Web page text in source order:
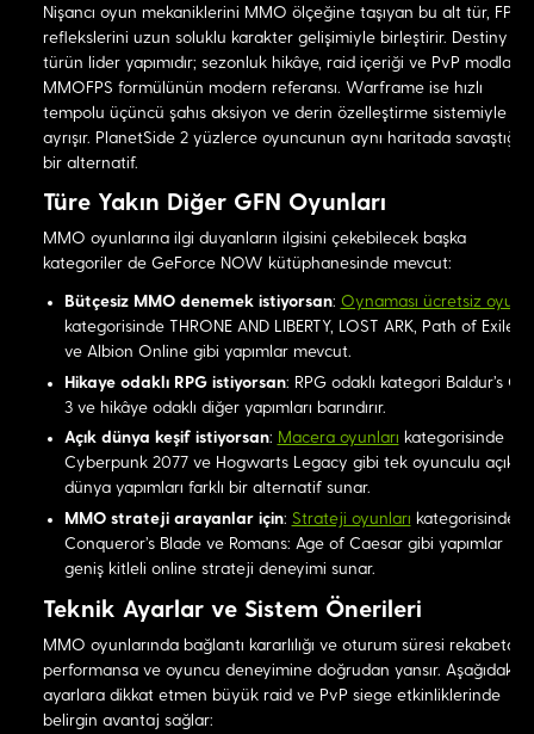
Nişancı oyun mekaniklerini MMO ölçeğine taşıyan bu alt tür, FPS
reflekslerini uzun soluklu karakter gelişimiyle birleştirir. Destiny 2
türün lider yapımıdır; sezonluk hikâye, raid içeriği ve PvP
MMOFPS formülünün modern referansı. Warframe ise hızlı
tempolu üçüncü şahıs aksiyon ve derin özelleştirme sistemiyle
ayrışır. PlanetSide 2 yüzlerce oyuncunun aynı haritada savaştığı
bir alternatif.
Türe Yakın Diğer GFN Oyunları
MMO oyunlarına ilgi duyanların ilgisini çekebilecek başka
kategoriler de GeForce NOW kütüphanesinde mevcut:
Bütçesiz MMO denemek istiyorsan: Oynaması ücretsiz
kategorisinde THRONE AND LIBERTY, LOST ARK, Path of Exile 2
ve Albion Online gibi yapımlar mevcut.
Hikaye odaklı RPG istiyorsan: RPG odaklı kategori Baldur's
3 ve hikâye odaklı diğer yapımları barındırır.
Açık dünya keşif istiyorsan: Macera oyunları kategorisinde
Cyberpunk 2077 ve Hogwarts Legacy gibi tek oyunculu açık
dünya yapımları farklı bir alternatif sunar.
MMO strateji arayanlar için: Strateji oyunları kategorisinde
Conqueror's Blade ve Romans: Age of Caesar gibi yapımlar
geniş kitleli online strateji deneyimi sunar.
Teknik Ayarlar ve Sistem Önerileri
MMO oyunlarında bağlantı kararlılığı ve oturum süresi rekabetçi
performansa ve oyuncu deneyimine doğrudan yansır. Aşağıdaki
ayarlara dikkat etmen büyük raid ve PvP siege etkinliklerinde
belirgin avantaj sağlar: